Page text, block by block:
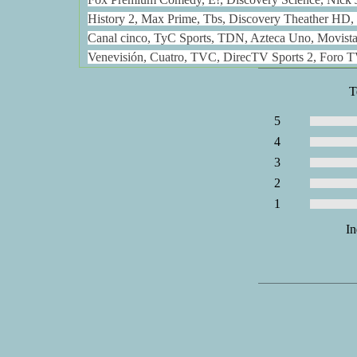
History 2, Max Prime, Tbs, Discovery Theather
Canal cinco, TyC Sports, TDN, Azteca Uno,
Venevisión, Cuatro, TVC, DirecTV Sports 2, Foro
5
4
3
2
1